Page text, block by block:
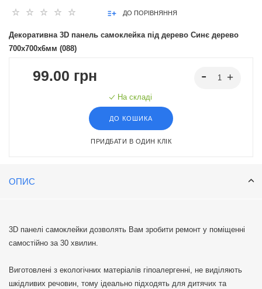
ДО ПОРІВНЯННЯ
Декоративна 3D панель самоклейка під дерево Синє дерево
700х700х6мм (088)
99.00 грн
На складі
ДО КОШИКА
ПРИДБАТИ В ОДИН КЛІК
ОПИС
3D панелі самоклейки дозволять Вам зробити ремонт у поміщенні
самостійно за 30 хвилин.
Виготовлені з екологічних матеріалів гіпоалергенні, не виділяють
шкідливих речовин, тому ідеально підходять для дитячих та